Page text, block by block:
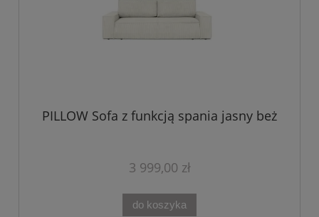
PILLOW Sofa z funkcją spania jasny beż
3 999,00 zł
do koszyka